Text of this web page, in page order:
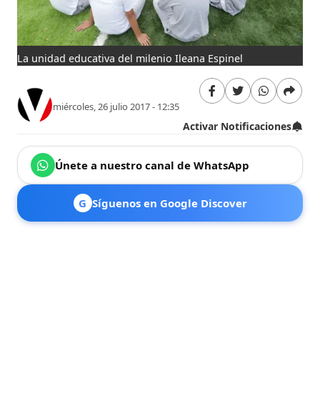
La unidad educativa del milenio Ileana Espinel
miércoles, 26 julio 2017 - 12:35
Activar Notificaciones
Únete a nuestro canal de WhatsApp
G Síguenos en Google Discover